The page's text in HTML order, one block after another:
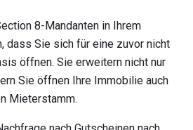
8-Mandanten in Ihrem
dass Sie sich für eine zuvor nicht
öffnen. Sie erweitern nicht nur
Sie öffnen Ihre Immobilie auch
Mieterstamm.